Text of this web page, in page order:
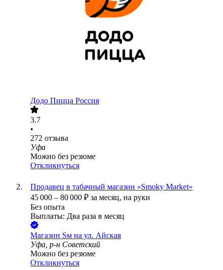
Додо Пицца Россия
3.7
•
272 отзыва
Уфа
Можно без резюме
Откликнуться
Продавец в табачный магазин «Smoky Market»
45 000 – 80 000 ₽ за месяц, на руки
Без опыта
Выплаты: Два раза в месяц
Магазин Sм на ул. ​Айская
Уфа, р-н Советский
Можно без резюме
Откликнуться